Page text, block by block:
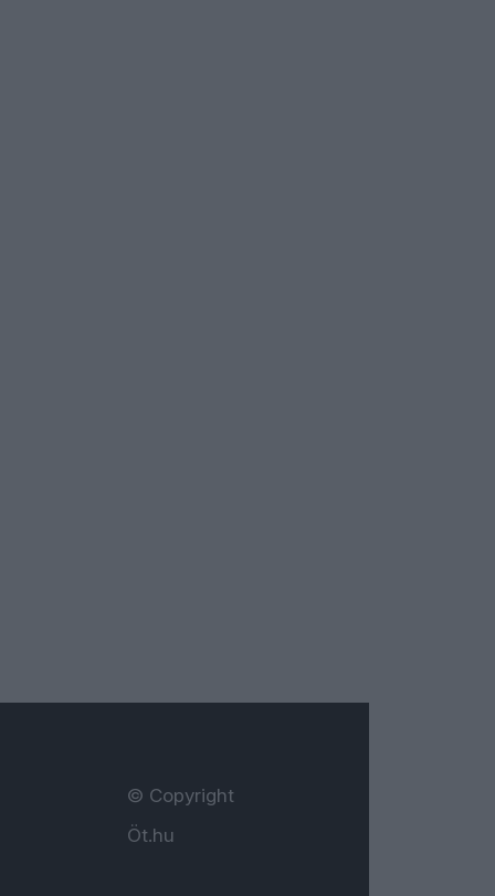
© Copyright
Öt.hu